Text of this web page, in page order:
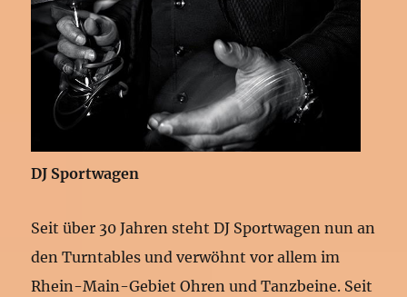
DJ Sportwagen
Seit über 30 Jahren steht DJ Sportwagen nun an
den Turntables und verwöhnt vor allem im
Rhein-Main-Gebiet Ohren und Tanzbeine. Seit